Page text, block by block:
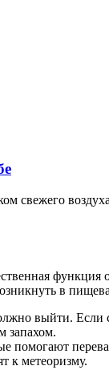
свежего
в
выйти. Если
запахом.
к метеоризму.